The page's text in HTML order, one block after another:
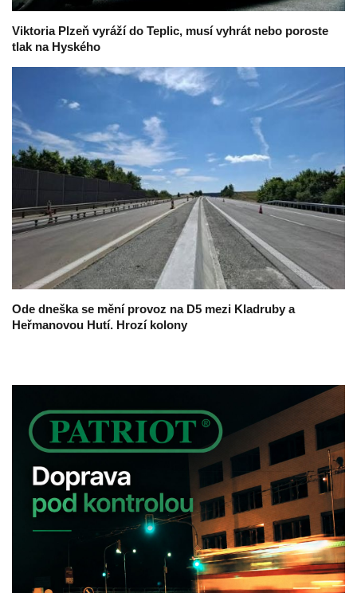
Viktoria Plzeň vyráží do Teplic, musí vyhrát nebo poroste
tlak na Hyského
Ode dneška se mění provoz na D5 mezi Kladruby a
Heřmanovou Hutí. Hrozí kolony